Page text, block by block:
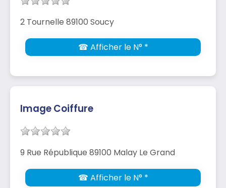
2 Tournelle 89100 Soucy
☎ Afficher le N° *
Image Coiffure
9 Rue République 89100 Malay Le Grand
☎ Afficher le N° *